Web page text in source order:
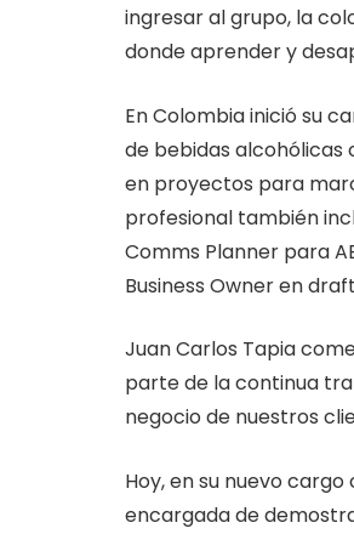
ingresar al grupo, la
donde aprender y
En Colombia inició su
de bebidas alcohólicas
en proyectos para
profesional también
Comms Planner para
Business Owner en
Juan Carlos Tapia
parte de la continua
negocio de nuestros
Hoy, en su nuevo
encargada de